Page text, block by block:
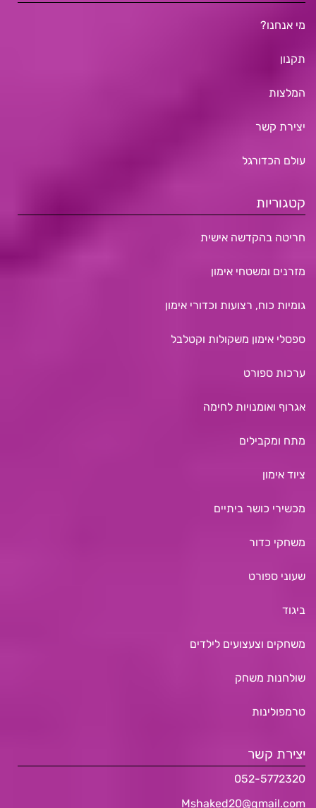
מי אנחנו?
תקנון
המלצות
יצירת קשר
עולם הכדורגל
קטגוריות
חריטה בהקדשה אישית
מזרנים ומשטחי אימון
גומיות כוח, רצועות וכדורי אימון
ספסלי אימון משקולות וקטלבל
ערכות ספורט
אגרוף ואומנויות לחימה
מתח ומקבילים
ציוד אימון
מכשירי כושר ביתיים
משחקי כדור
שעוני ספורט
ביגוד
משחקים וצעצועים לילדים
שולחנות משחק
טרמפולינות
יצירת קשר
052-5772320
Mshaked20@gmail.com